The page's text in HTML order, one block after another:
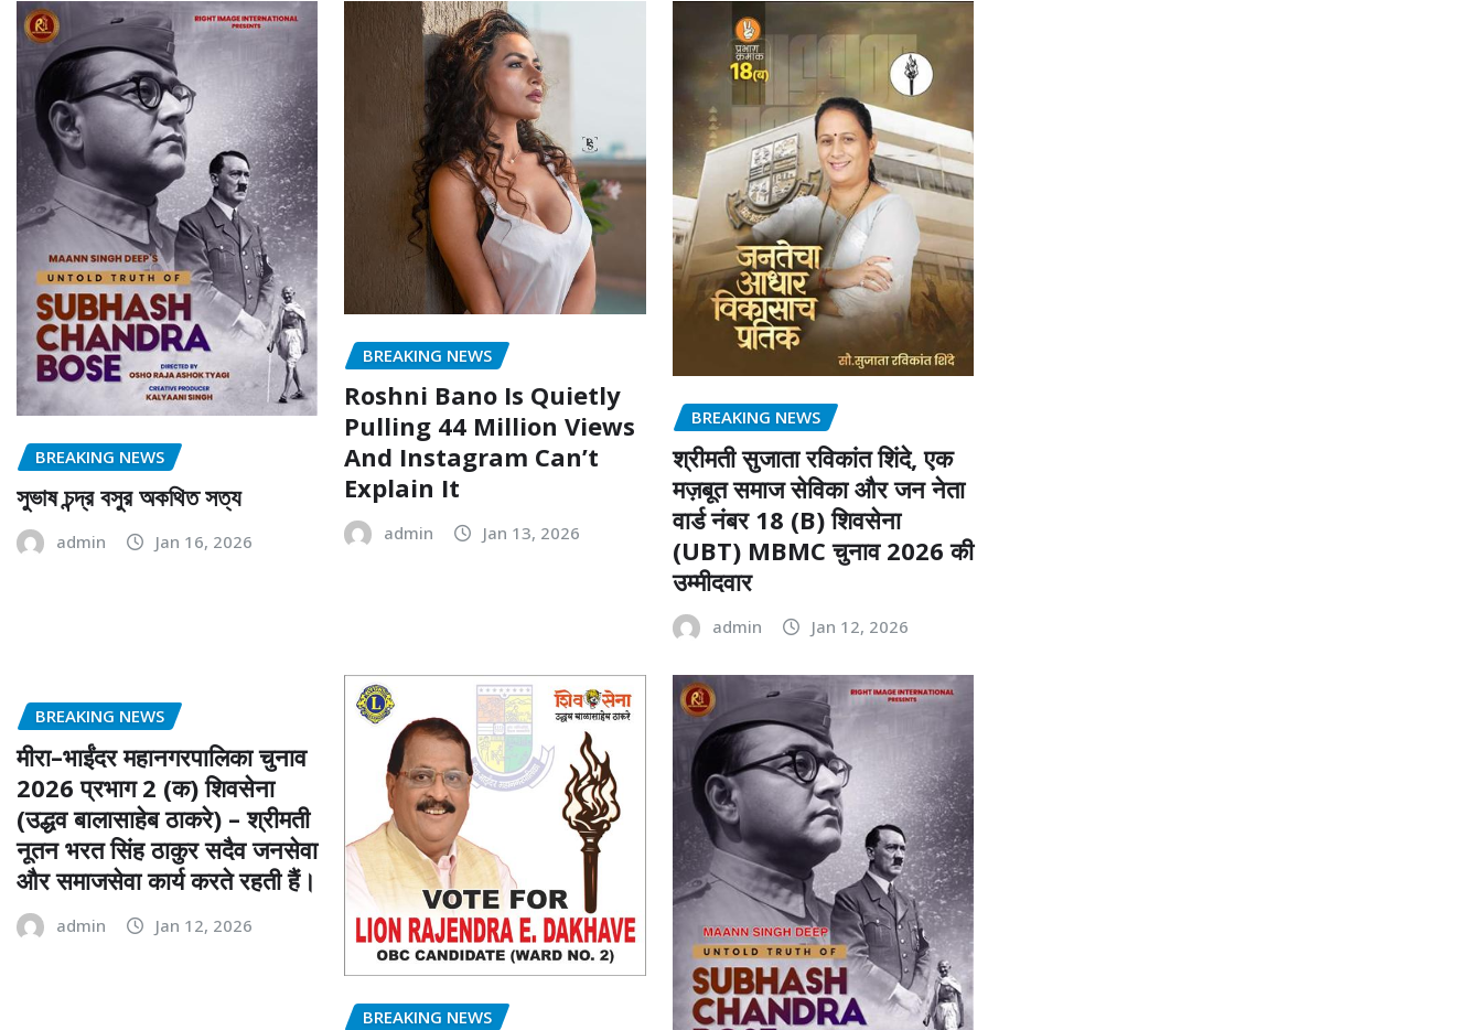
BREAKING NEWS
সুভাষ চন্দ্র বসুর অকথিত সত্য
admin Jan 16, 2026
BREAKING NEWS
Roshni Bano Is Quietly
Pulling 44 Million Views
And Instagram Can’t
Explain It
admin Jan 13, 2026
BREAKING NEWS
श्रीमती सुजाता रविकांत शिंदे, एक
मज़बूत समाज सेविका और जन नेता
वार्ड नंबर 18 (B) शिवसेना
(UBT) MBMC चुनाव 2026 की
उम्मीदवार
admin Jan 12, 2026
BREAKING NEWS
मीरा–भाईंदर महानगरपालिका चुनाव
2026 प्रभाग 2 (क) शिवसेना
(उद्धव बालासाहेब ठाकरे) – श्रीमती
नूतन भरत सिंह ठाकुर सदैव जनसेवा
और समाजसेवा कार्य करते रहती हैं।
admin Jan 12, 2026
BREAKING NEWS